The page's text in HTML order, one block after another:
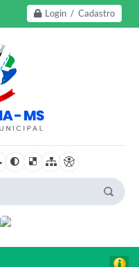
Login / Cadastro